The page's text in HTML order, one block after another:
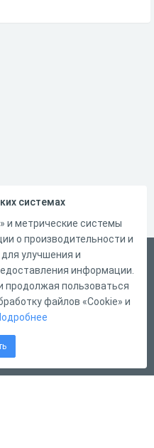
системах
и метрические системы
о производительности и
улучшения и
информации.
продолжая пользоваться
файлов «Cookie» и